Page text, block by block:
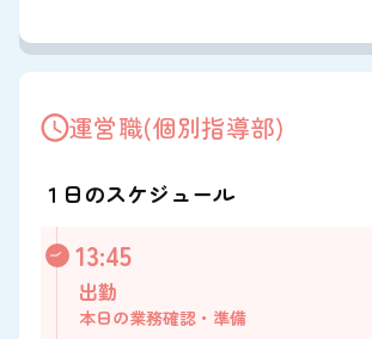
運営職(個別指導部)
１日のスケジュール
13:45
出勤
本日の業務確認・準備